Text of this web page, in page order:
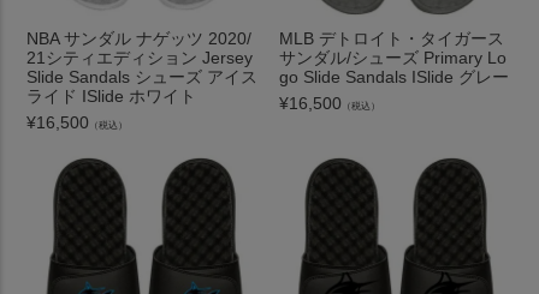
NBA サンダル ナゲッツ 2020/
21シティエディション Jersey
Slide Sandals シューズ アイス
ライド ISlide ホワイト
¥16,500 （税込）
MLB デトロイト・タイガース
サンダル/シューズ Primary Lo
go Slide Sandals ISlide グレー
¥16,500 （税込）